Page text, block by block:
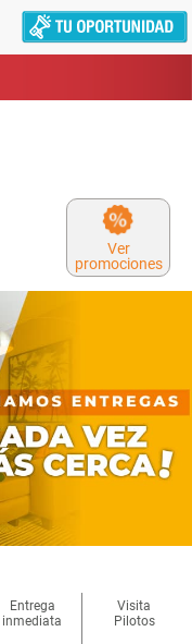
Ver
promociones
Entrega
inmediata
Visita
Pilotos